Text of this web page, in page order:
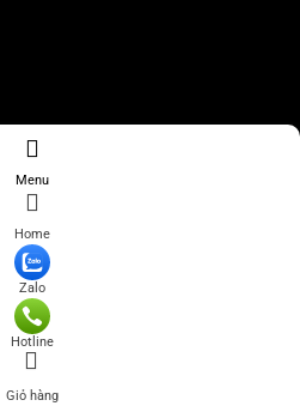
Menu
Home
Zalo
Hotline
Giỏ hàng